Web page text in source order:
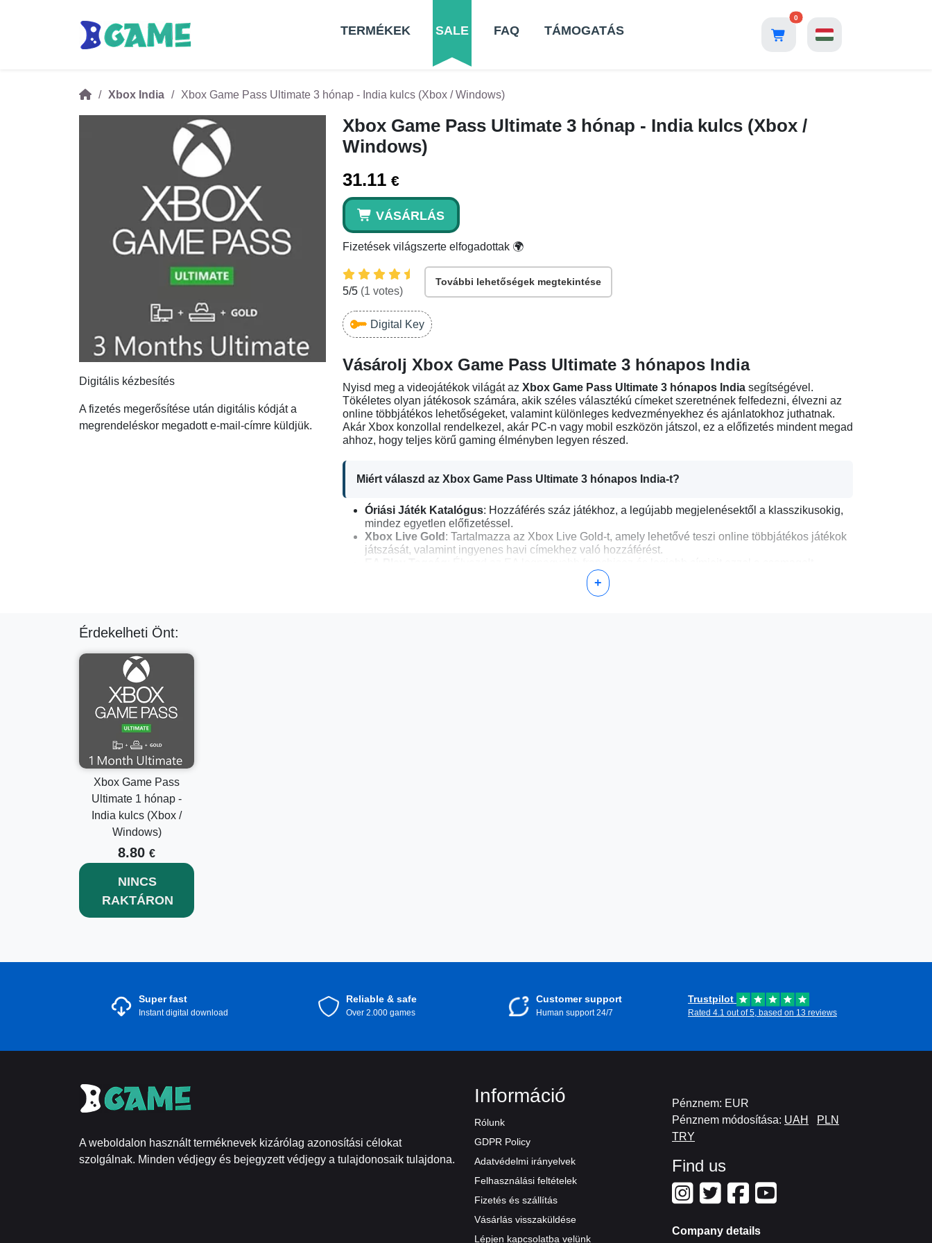
TERMÉKEK SALE FAQ TÁMOGATÁS
0
Xbox India Xbox Game Pass Ultimate 3 hónap - India kulcs (Xbox / Windows)
Digitális kézbesítés
A fizetés megerősítése után digitális kódját a
megrendeléskor megadott e-mail-címre küldjük.
Xbox Game Pass Ultimate 3 hónap - India kulcs (Xbox /
Windows)
31.11 €
VÁSÁRLÁS
Fizetések világszerte elfogadottak 🌍
5/5 (1 votes)
További lehetőségek megtekintése
Digital Key
Vásárolj Xbox Game Pass Ultimate 3 hónapos India
Nyisd meg a videojátékok világát az Xbox Game Pass Ultimate 3 hónapos India segítségével.
Tökéletes olyan játékosok számára, akik széles választékú címeket szeretnének felfedezni, élvezni az
online többjátékos lehetőségeket, valamint különleges kedvezményekhez és ajánlatokhoz juthatnak.
Akár Xbox konzollal rendelkezel, akár PC-n vagy mobil eszközön játszol, ez a előfizetés mindent megad
ahhoz, hogy teljes körű gaming élményben legyen részed.
Miért válaszd az Xbox Game Pass Ultimate 3 hónapos India-t?
Óriási Játék Katalógus: Hozzáférés száz játékhoz, a legújabb megjelenésektől a klasszikusokig,
mindez egyetlen előfizetéssel.
Xbox Live Gold: Tartalmazza az Xbox Live Gold-t, amely lehetővé teszi online többjátékos játékok
játszását, valamint ingyenes havi címekhez való hozzáférést.
: Spórolj a játékokkal és kiegészítőkkel a tagsági kedvezményekkel
+
Érdekelheti Önt:
Xbox Game Pass
Ultimate 1 hónap -
India kulcs (Xbox /
Windows)
8.80 €
NINCS
RAKTÁRON
Super fast
Instant digital download
Reliable & safe
Over 2.000 games
Customer support
Human support 24/7
Trustpilot
Rated 4.1 out of 5, based on 13 reviews
A weboldalon használt terméknevek kizárólag azonosítási célokat
szolgálnak. Minden védjegy és bejegyzett védjegy a tulajdonosaik tulajdona.
Információ
Rólunk
GDPR Policy
Adatvédelmi irányelvek
Felhasználási feltételek
Fizetés és szállítás
Vásárlás visszaküldése
Lépjen kapcsolatba velünk
Pénznem: EUR
Pénznem módosítása: UAH
PLN
TRY
Find us
Company details